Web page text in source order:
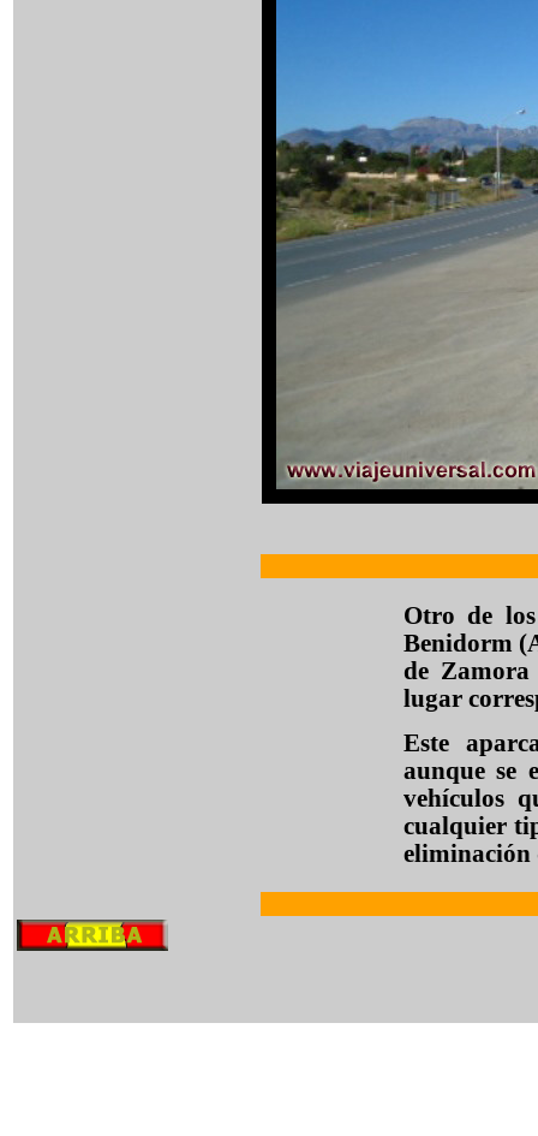
Otro de
Benidorm
de Zamora
lugar
Este
aunque se
vehículos
cualquier
eliminación